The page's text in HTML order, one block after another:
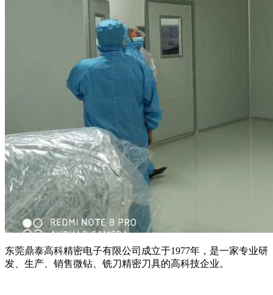
东莞鼎泰高科精密电子有限公司成立于1977年，是一家专业研
发、生产、销售微钻、铣刀精密刀具的高科技企业。